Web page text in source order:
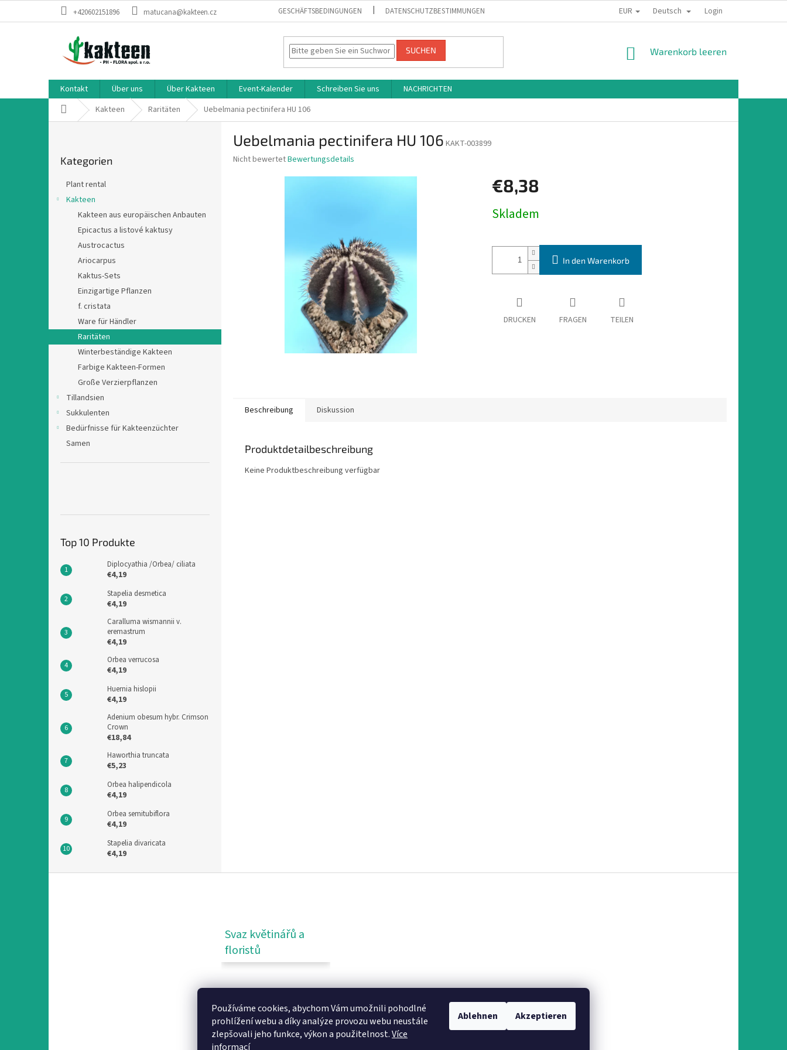
Používáme cookies, abychom Vám umožnili pohodlné
prohlížení webu a díky analýze provozu webu neustále
zlepšovali jeho funkce, výkon a použitelnost.Více
informací
Ablehnen Akzeptieren
+420602151896 matucana@kakteen.cz GESCHÄFTSBEDINGUNGEN DATENSCHUTZBESTIMMUNGEN EUR Deutsch Login
SUCHEN WARENKORB
Warenkorb leeren
Kontakt Über uns Über Kakteen Event-Kalender Schreiben Sie uns
NACHRICHTEN
StartseiteKakteen Raritäten Uebelmania pectinifera HU 106
überspringen
Kategorien
Plant rental
Kakteen
Kakteen aus europäischen Anbauten
Epicactus a listové kaktusy
Austrocactus
Ariocarpus
Kaktus-Sets
Einzigartige Pflanzen
f. cristata
Ware für Händler
Raritäten
Winterbeständige Kakteen
Farbige Kakteen-Formen
Große Verzierpflanzen
Tillandsien
Sukkulenten
Bedürfnisse für Kakteenzüchter
Samen
Top 10 Produkte
Diplocyathia /Orbea/ ciliata
€4,19
Stapelia desmetica
€4,19
Caralluma wismannii v.
eremastrum
€4,19
Orbea verrucosa
€4,19
Huernia hislopii
€4,19
Adenium obesum hybr. Crimson
Crown
€18,84
Haworthia truncata
€5,23
Orbea halipendicola
€4,19
Orbea semitubiflora
€4,19
Stapelia divaricata
€4,19
Uebelmania pectinifera HU 106 KAKT-003899
Die
Nicht bewertetBewertungsdetails
€8,38
Skladem
In den Warenkorb
DRUCKEN FRAGEN TEILEN
Beschreibung Diskussion
Produktdetailbeschreibung
Keine Produktbeschreibung verfügbar
Svaz květinářů a
floristů